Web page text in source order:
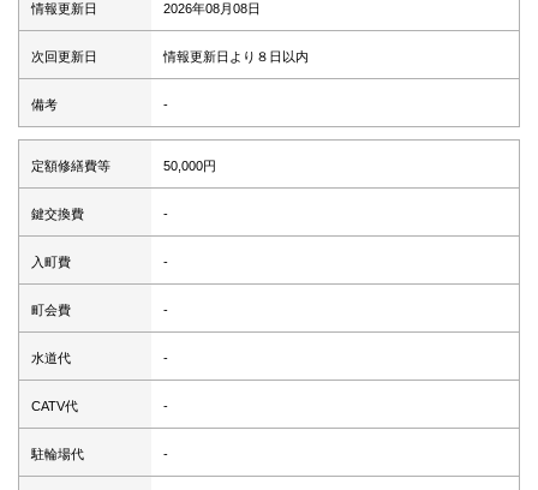
情報更新日 2026年08月08日
次回更新日 情報更新日より８日以内
備考 -
定額修繕費等 50,000円
鍵交換費 -
入町費 -
町会費 -
水道代 -
CATV代 -
駐輪場代 -